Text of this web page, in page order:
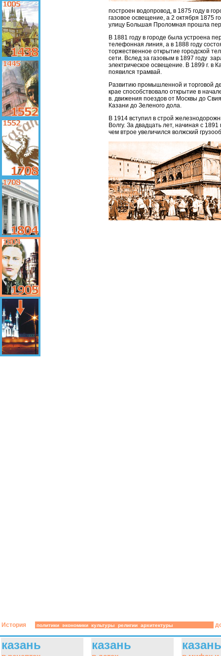
построен водопровод, в 1875 году в
газовое освещение, а 2 октября 1875
улицу Большая Проломная прошла
В 1881 году в городе была устроена
телефонная линия, а в 1888 году
торжественное открытие городской
сети. Вслед за газовым в 1897 году
электрическое освещение. В 1899 г. в
появился трамвай.
Развитию промышленной и торговой
крае способствовало открытие в
в. движения поездов от Москвы до
Казани до Зеленого дола.
В 1914 вступил в строй
Волгу. За двадцать лет, начиная с 1891
чем втрое увеличился волжский
История политики экономики культуры религии архитектуры
казань казань казань